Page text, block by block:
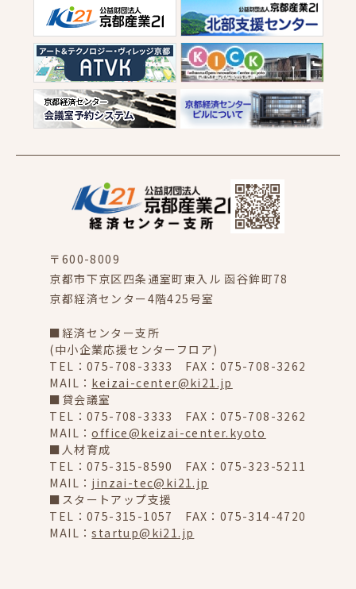
〒600-8009
京都市下京区四条通室町東入ル 函谷鉾町78
京都経済センター4階425号室
■経済センター支所
(中小企業応援センターフロア)
TEL：075-708-3333 FAX：075-708-3262
MAIL： keizai-center@ki21.jp
■貸会議室
TEL：075-708-3333 FAX：075-708-3262
MAIL：office@keizai-center.kyoto
■人材育成
TEL：075-315-8590 FAX：075-323-5211
MAIL： jinzai-tec@ki21.jp
■スタートアップ支援
TEL：075-315-1057 FAX：075-314-4720
MAIL：startup@ki21.jp